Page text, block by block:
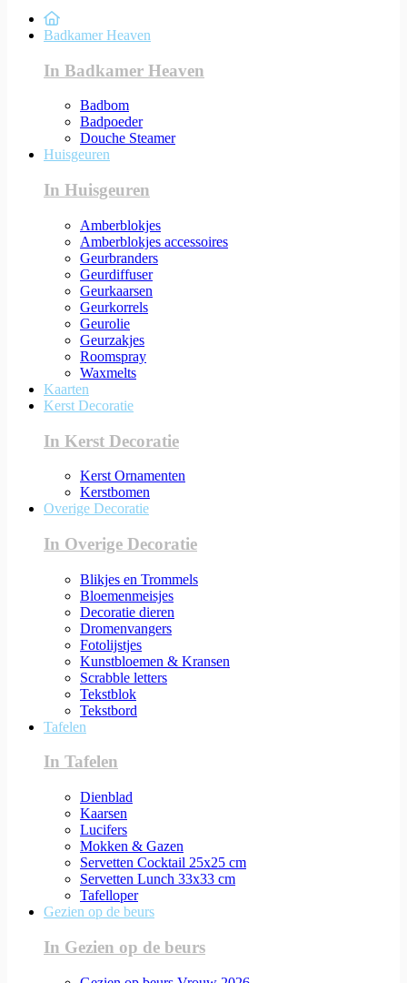
Badkamer Heaven
In Badkamer Heaven
Badbom
Badpoeder
Douche Steamer
Huisgeuren
In Huisgeuren
Amberblokjes
Amberblokjes accessoires
Geurbranders
Geurdiffuser
Geurkaarsen
Geurkorrels
Geurolie
Geurzakjes
Roomspray
Waxmelts
Kaarten
Kerst Decoratie
In Kerst Decoratie
Kerst Ornamenten
Kerstbomen
Overige Decoratie
In Overige Decoratie
Blikjes en Trommels
Bloemenmeisjes
Decoratie dieren
Dromenvangers
Fotolijstjes
Kunstbloemen & Kransen
Scrabble letters
Tekstblok
Tekstbord
Tafelen
In Tafelen
Dienblad
Kaarsen
Lucifers
Mokken & Gazen
Servetten Cocktail 25x25 cm
Servetten Lunch 33x33 cm
Tafelloper
Gezien op de beurs
In Gezien op de beurs